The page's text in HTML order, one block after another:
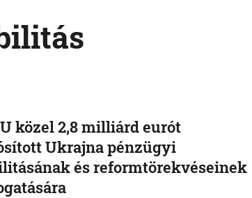
közel 2,8 milliárd eurót
Ukrajna pénzügyi
és reformtörekvéseinek